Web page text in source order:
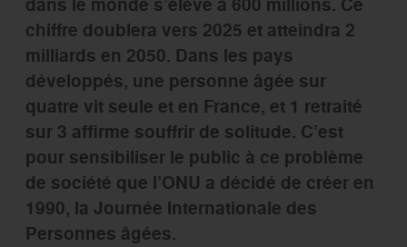
chiffre doublera vers 2025 et atteindra 2
milliards en 2050. Dans les pays
développés, une personne âgée sur
quatre vit seule et en France, et 1 retraité
sur 3 affirme souffrir de solitude. C’est
pour sensibiliser le public à ce problème
de société que l’ONU a décidé de créer en
1990, la Journée Internationale des
Personnes âgées.